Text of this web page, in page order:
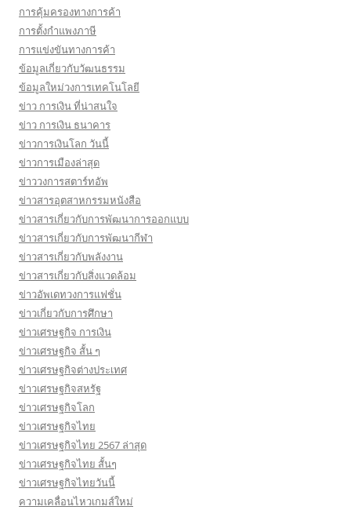
การคุ้มครองทางการค้า
การตั้งกำแพงภาษี
การแข่งขันทางการค้า
ข้อมูลเกี่ยวกับวัฒนธรรม
ข้อมูลใหม่วงการเทคโนโลยี
ข่าว การเงิน ที่น่าสนใจ
ข่าว การเงิน ธนาคาร
ข่าวการเงินโลก วันนี้
ข่าวการเมืองล่าสุด
ข่าววงการสตาร์ทอัพ
ข่าวสารอุตสาหกรรมหนังสือ
ข่าวสารเกี่ยวกับการพัฒนาการออกแบบ
ข่าวสารเกี่ยวกับการพัฒนากีฬา
ข่าวสารเกี่ยวกับพลังงาน
ข่าวสารเกี่ยวกับสิ่งแวดล้อม
ข่าวอัพเดทวงการแฟชั่น
ข่าวเกี่ยวกับการศึกษา
ข่าวเศรษฐกิจ การเงิน
ข่าวเศรษฐกิจ สั้น ๆ
ข่าวเศรษฐกิจต่างประเทศ
ข่าวเศรษฐกิจสหรัฐ
ข่าวเศรษฐกิจโลก
ข่าวเศรษฐกิจไทย
ข่าวเศรษฐกิจไทย 2567 ล่าสุด
ข่าวเศรษฐกิจไทย สั้นๆ
ข่าวเศรษฐกิจไทยวันนี้
ความเคลื่อนไหวเกมส์ใหม่